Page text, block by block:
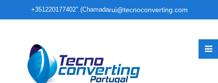
+351220177402" (Chamadarui@tecnoconverting.com